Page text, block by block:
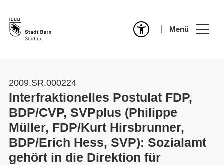
Menü
2009.SR.000224
Interfraktionelles Postulat FDP,
BDP/CVP, SVPplus (Philippe
Müller, FDP/Kurt Hirsbrunner,
BDP/Erich Hess, SVP): Sozialamt
gehört in die Direktion für